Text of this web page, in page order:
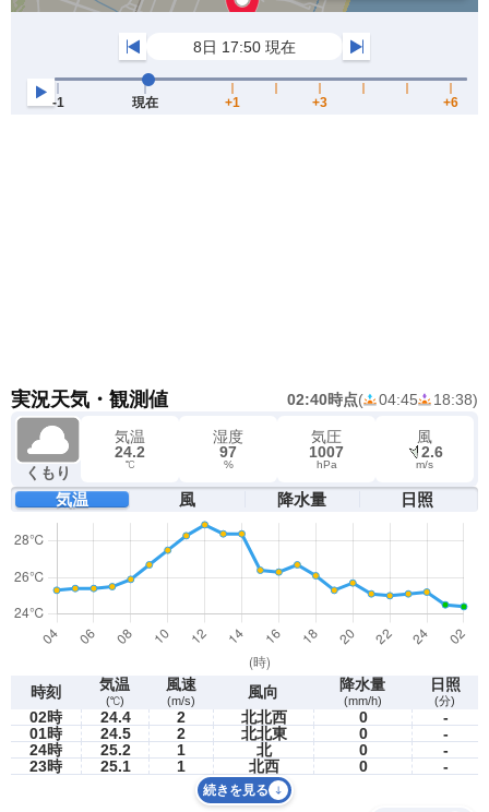
実況天気・観測値 02:40時点( 04:45 18:38)
くもり
気温
24.2
℃
湿度
97
%
気圧
1007
hPa
風
2.6
m/s
気温 風 降水量 日照
時刻 気温
(℃)
風速
(m/s) 風向 降水量
(mm/h)
日照
(分)
02時 24.4 2 北北西 0
-
01時
24.5 2 北北東 0
-
24時
25.2 1 北 0
-
23時
25.1 1 北西 0 -
続きを見る